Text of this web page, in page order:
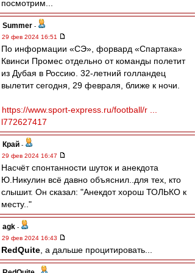
посмотрим...
Summer -
29 фев 2024 16:51
По информации «СЭ», форвард «Спартака»
Квинси Промес отдельно от команды полетит
из Дубая в Россию. 32-летний голландец
вылетит сегодня, 29 февраля, ближе к ночи.
https://www.sport-express.ru/football/r ...
l772627417
Край -
29 фев 2024 16:47
Насчёт спонтанности шуток и анекдота
Ю.Никулин всё давно объяснил..для тех, кто
слышит. Он сказал: "Анекдот хорош ТОЛЬКО к
месту.."
agk -
29 фев 2024 16:43
RedQuite , а дальше процитировать...